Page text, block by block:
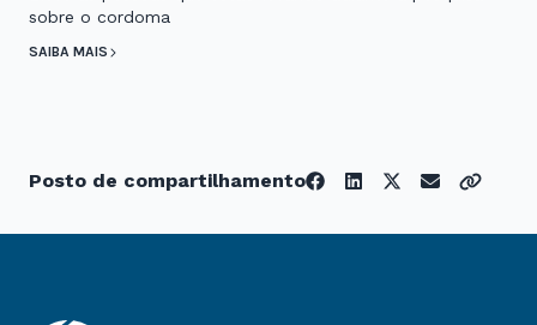
sobre o cordoma
SAIBA MAIS
Posto de compartilhamento